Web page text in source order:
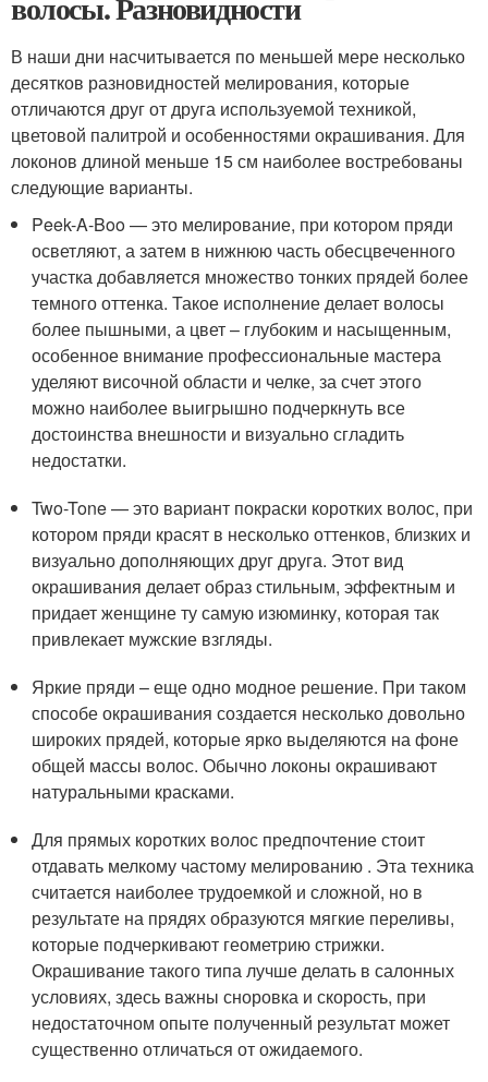
В наши дни насчитывается по меньшей мере несколько
десятков разновидностей мелирования, которые
отличаются друг от друга используемой техникой,
цветовой палитрой и особенностями окрашивания. Для
локонов длиной меньше 15 см наиболее востребованы
следующие варианты.
Peek-A-Boo — это мелирование, при котором пряди
осветляют, а затем в нижнюю часть обесцвеченного
участка добавляется множество тонких прядей более
темного оттенка. Такое исполнение делает волосы
более пышными, а цвет – глубоким и насыщенным,
особенное внимание профессиональные мастера
уделяют височной области и челке, за счет этого
можно наиболее выигрышно подчеркнуть все
достоинства внешности и визуально сгладить
недостатки.
Two-Tone — это вариант покраски коротких волос, при
котором пряди красят в несколько оттенков, близких и
визуально дополняющих друг друга. Этот вид
окрашивания делает образ стильным, эффектным и
придает женщине ту самую изюминку, которая так
привлекает мужские взгляды.
Яркие пряди – еще одно модное решение. При таком
способе окрашивания создается несколько довольно
широких прядей, которые ярко выделяются на фоне
общей массы волос. Обычно локоны окрашивают
натуральными красками.
Для прямых коротких волос предпочтение стоит
отдавать мелкому частому мелированию . Эта техника
считается наиболее трудоемкой и сложной, но в
результате на прядях образуются мягкие переливы,
которые подчеркивают геометрию стрижки.
Окрашивание такого типа лучше делать в салонных
условиях, здесь важны сноровка и скорость, при
недостаточном опыте полученный результат может
существенно отличаться от ожидаемого.